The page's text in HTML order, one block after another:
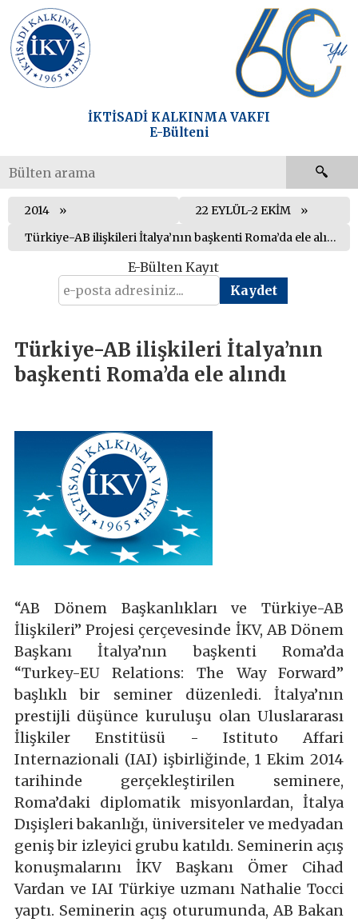
İKTİSADİ KALKINMA VAKFI
E-Bülteni
2014
22 EYLÜL-2 EKİM
Türkiye-AB ilişkileri İtalya’nın başkenti Roma’da ele alındı
E-Bülten Kayıt
Türkiye-AB ilişkileri İtalya’nın
başkenti Roma’da ele alındı
“AB Dönem Başkanlıkları ve Türkiye-AB
İlişkileri” Projesi çerçevesinde İKV, AB Dönem
Başkanı İtalya’nın başkenti Roma’da
“Turkey-EU Relations: The Way Forward”
başlıklı bir seminer düzenledi. İtalya’nın
prestijli düşünce kuruluşu olan Uluslararası
İlişkiler Enstitüsü - Istituto Affari
Internazionali (IAI) işbirliğinde, 1 Ekim 2014
tarihinde gerçekleştirilen seminere,
Roma’daki diplomatik misyonlardan, İtalya
Dışişleri bakanlığı, üniversiteler ve medyadan
geniş bir izleyici grubu katıldı. Seminerin açış
konuşmalarını İKV Başkanı Ömer Cihad
Vardan ve IAI Türkiye uzmanı Nathalie Tocci
yaptı. Seminerin açış oturumunda, AB Bakan